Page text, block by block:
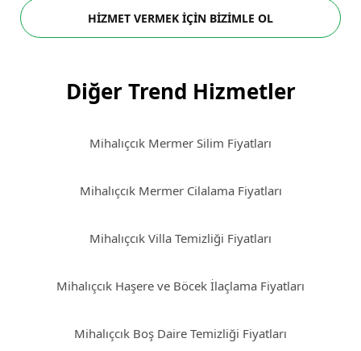
HİZMET VERMEK İÇİN BİZİMLE OL
Diğer Trend Hizmetler
Mihalıçcık Mermer Silim Fiyatları
Mihalıçcık Mermer Cilalama Fiyatları
Mihalıçcık Villa Temizliği Fiyatları
Mihalıçcık Haşere ve Böcek İlaçlama Fiyatları
Mihalıçcık Boş Daire Temizliği Fiyatları